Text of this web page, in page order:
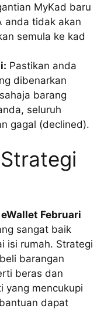
MyKad baru
anda tidak akan
semula ke kad
Pastikan anda
dibenarkan
barang
seluruh
gagal (declined).
Februari
sangat baik
isi rumah. Strategi
barangan
beras dan
yang mencukupi
dapat